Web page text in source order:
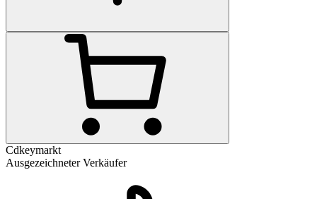
Cdkeymarkt
Ausgezeichneter Verkäufer